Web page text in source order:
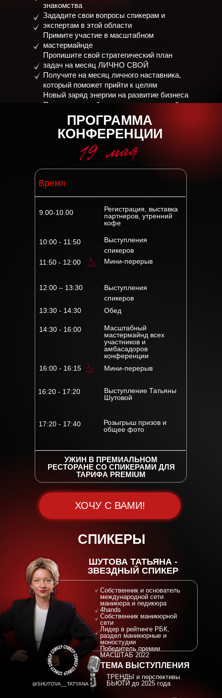
курс Яны
Длительность
2,5 часа
СТАРТ 5 АПРЕЛЯ
19 мая с 9.00-18.00
Где
Оставьте предоплату 3000 рублей, чтобы
точно сохранить место на курсе
Длительность
СТАРТ 5 АПРЕЛЯ
знакомства
Зададите свои вопросы спикерам и
экспертам в этой области
Примите участие в масштабном
мастермайнде
Пропишите свой стратегический план
задач на месяц ЛИЧНО СВОЙ
Получите на месяц личного наставника,
который поможет прийти к целям
Новый заряд энергии на развитие бизнеса
Поддержку сообщества руководителей и
сможете вступить в него
ПРОГРАММА
КОНФЕРЕНЦИИ
ХОЧУ С ВАМИ!
Время
9.00-10.00
Регистрация, выставка
партнеров, утренний
кофе
10:00 - 11:50
Выступления
спикеров
11:50 - 12:00
Мини-перерыв
12:00 – 13:30
Выступления
спикеров
13:30 - 14:30 Обед
14:30 - 16:00
Масштабный
мастермайнд всех
участников и
амбасадоров
конференции
16:00 - 16:15
Мини-перерыв
16:20 - 17:20
Выступление Татьяны
Шутовой
17:20 - 17:40
Розыгрыш призов и
общее фото
УЖИН В ПРЕМИАЛЬНОМ
РЕСТОРАНЕ СО СПИКЕРАМИ ДЛЯ
ТАРИФА PREMIUM
СПИКЕРЫ
ТЕМА ВЫСТУПЛЕНИЯ
Собственник и основатель
международной сети
маникюра и педикюра
4hands
Собственник маникюрной
сети
Лидер в рейтинге РБК,
раздел маникюрные и
моностудии
Победитель премии
МАСШТАБ 2022
ШУТОВА ТАТЬЯНА -
ЗВЕЗДНЫЙ СПИКЕР
ТРЕНДЫ и перспективы
БЬЮТИ до 2025 года
@SHUTOVA__TATYANA